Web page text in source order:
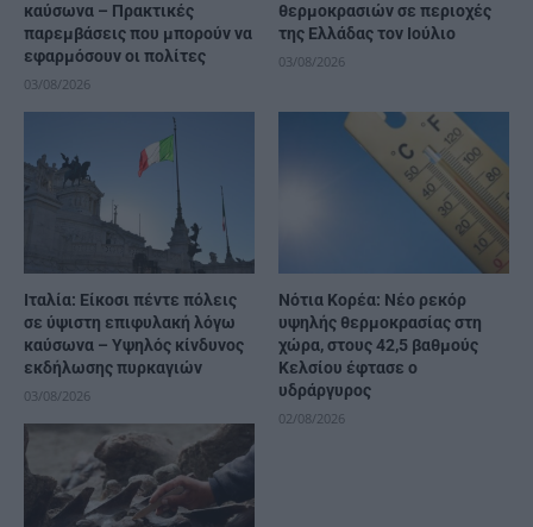
καύσωνα – Πρακτικές
παρεμβάσεις που μπορούν να
εφαρμόσουν οι πολίτες
03/08/2026
θερμοκρασιών σε περιοχές
της Ελλάδας τον Ιούλιο
03/08/2026
Ιταλία: Είκοσι πέντε πόλεις
σε ύψιστη επιφυλακή λόγω
καύσωνα – Υψηλός κίνδυνος
εκδήλωσης πυρκαγιών
03/08/2026
Νότια Κορέα: Νέο ρεκόρ
υψηλής θερμοκρασίας στη
χώρα, στους 42,5 βαθμούς
Κελσίου έφτασε ο
υδράργυρος
02/08/2026